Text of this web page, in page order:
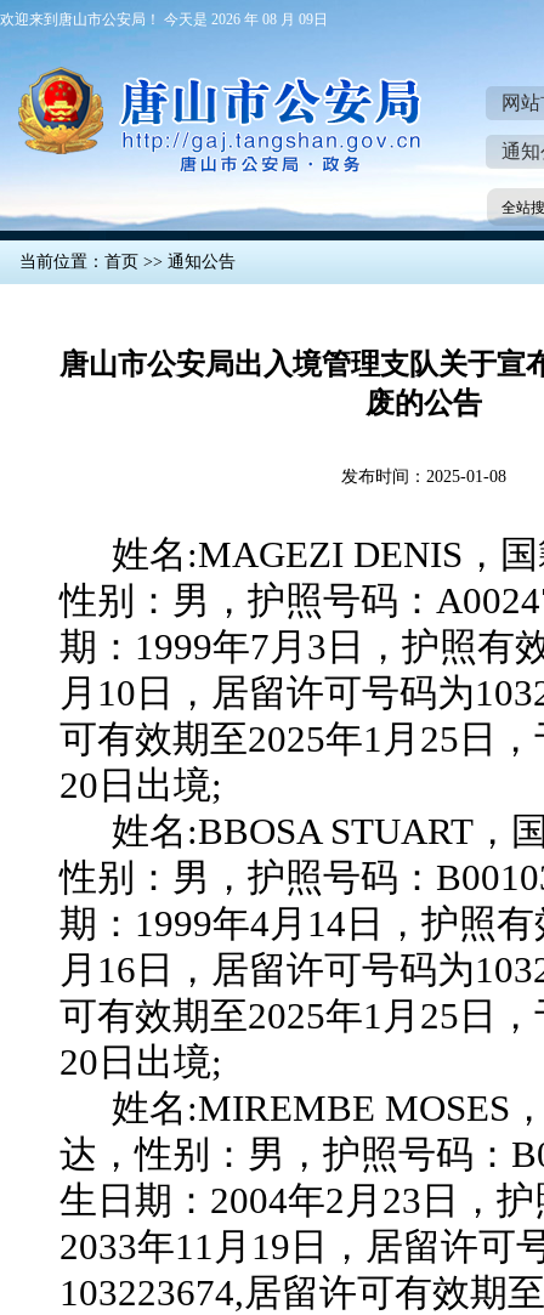
欢迎来到唐山市公安局！ 今天是 2026 年 08 月 09日
网
通
全站
当前位置： 首页 >> 通知公告
唐山市公安局出入境管理支队关于宣
废的公告
发布时间：2025-01-08
姓名 :MAGEZI DENIS，
性别： 男 ，护照号码：
期： 1999年7月3日，护照有
月10日，居留许可号码为
可有效期至2025年1月25日
20日出境;
姓名 :BBOSA STUART，
性别： 男 ，护照号码：
期： 1999年4月14日，护照
月16日，居留许可号码为
可有效期至2025年1月25日
20日出境;
姓名 :MIREMBE MOSES
达 ，性别： 男 ，护照号码：
生日期： 2004年2月23日，
2033年11月19日，居留许可
103223674,居留许可有效期